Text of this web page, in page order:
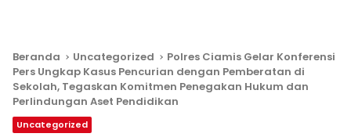
Beranda Uncategorized
Polres Ciamis Gelar Konferensi
Pers Ungkap Kasus Pencurian dengan Pemberatan di
Sekolah, Tegaskan Komitmen Penegakan Hukum dan
Perlindungan Aset Pendidikan
Uncategorized